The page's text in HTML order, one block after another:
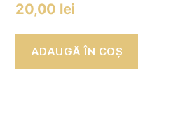
20,00 lei
ADAUGĂ ÎN COȘ